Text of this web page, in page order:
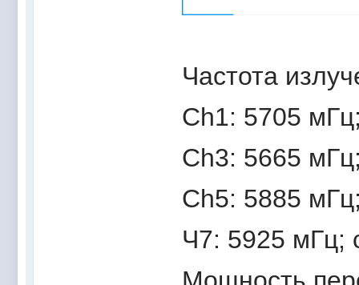
Частота
Ch1: 5705
Ch3: 5665
Ch5: 5885
Ч7: 5925 мГц;